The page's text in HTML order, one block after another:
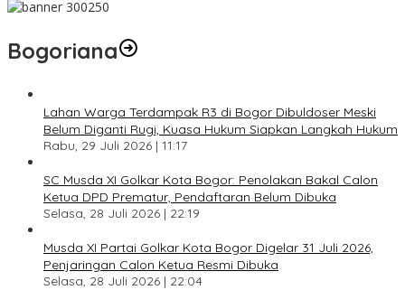
Bogoriana
Lahan Warga Terdampak R3 di Bogor Dibuldoser Meski
Belum Diganti Rugi, Kuasa Hukum Siapkan Langkah Hukum
Rabu, 29 Juli 2026 | 11:17
SC Musda XI Golkar Kota Bogor: Penolakan Bakal Calon
Ketua DPD Prematur, Pendaftaran Belum Dibuka
Selasa, 28 Juli 2026 | 22:19
Musda XI Partai Golkar Kota Bogor Digelar 31 Juli 2026,
Penjaringan Calon Ketua Resmi Dibuka
Selasa, 28 Juli 2026 | 22:04